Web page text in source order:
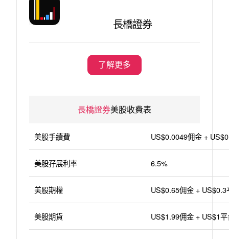
長橋證券
了解更多
長橋證券美股收費表
美股手續費 US$0.0049佣金 +
美股孖展利率 6.5%
美股期權 US$0.65佣金 + US$0.3
美股期貨 US$1.99佣金 + US$1